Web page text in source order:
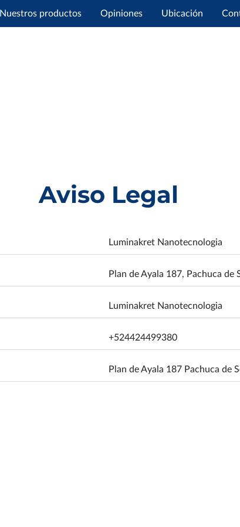
Nuestros productos Opiniones Ubicación
Aviso Legal
Luminakret Nanotecnologia
Plan de Ayala 187, Pachuca
Luminakret Nanotecnologia
+524424499380
Plan de Ayala 187 Pachuca de